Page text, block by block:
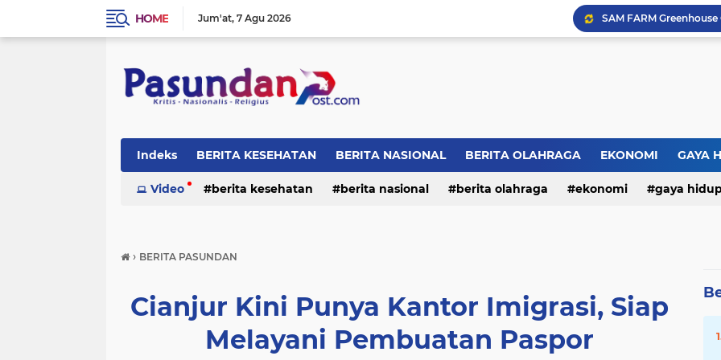
HOME Jum'at 7 Agu 2026
Indeks BERITA KESEHATAN BERITA NASIONAL BERITA OLAHRAGA EKONOMI GAYA
RELIGI
Video berita kesehatan berita nasional berita olahraga ekonomi gaya
› BERITA PASUNDAN
Cianjur Kini Punya Kantor Imigrasi, Siap
Melayani Pembuatan Paspor